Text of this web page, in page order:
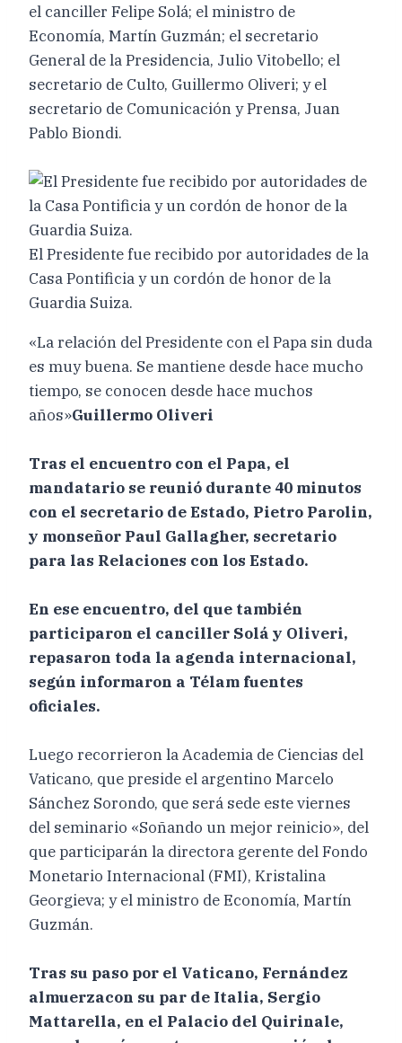
el canciller Felipe Solá; el ministro de
Economía, Martín Guzmán; el secretario
General de la Presidencia, Julio Vitobello; el
secretario de Culto, Guillermo Oliveri; y el
secretario de Comunicación y Prensa, Juan
Pablo Biondi.
El Presidente fue recibido por autoridades de la
Casa Pontificia y un cordón de honor de la
Guardia Suiza.
«La relación del Presidente con el Papa sin duda
es muy buena. Se mantiene desde hace mucho
tiempo, se conocen desde hace muchos
años»Guillermo Oliveri
Tras el encuentro con el Papa, el
mandatario se reunió durante 40 minutos
con el secretario de Estado, Pietro Parolin,
y monseñor Paul Gallagher, secretario
para las Relaciones con los Estado.
En ese encuentro, del que también
participaron el canciller Solá y Oliveri,
repasaron toda la agenda internacional,
según informaron a Télam fuentes
oficiales.
Luego recorrieron la Academia de Ciencias del
Vaticano, que preside el argentino Marcelo
Sánchez Sorondo, que será sede este viernes
del seminario «Soñando un mejor reinicio», del
que participarán la directora gerente del Fondo
Monetario Internacional (FMI), Kristalina
Georgieva; y el ministro de Economía, Martín
Guzmán.
Tras su paso por el Vaticano, Fernández
almuerzacon su par de Italia, Sergio
Mattarella, en el Palacio del Quirinale,